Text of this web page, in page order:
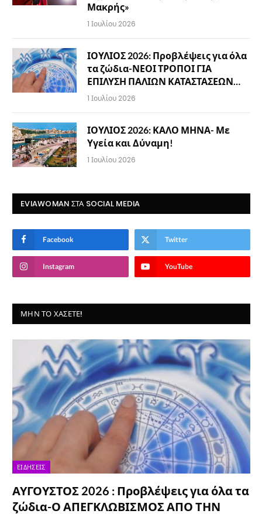
Μακρής»
1 Ιουλίου 2026
ΙΟΥΛΙΟΣ 2026: Προβλέψεις για όλα
τα ζώδια-ΝΕΟΙ ΤΡΟΠΟΙ ΓΙΑ
ΕΠΙΛΥΣΗ ΠΑΛΙΩΝ ΚΑΤΑΣΤΑΣΕΩΝ…
1 Ιουλίου 2026
ΙΟΥΛΙΟΣ 2026: ΚΑΛΟ ΜΗΝΑ- Με
Υγεία και Δύναμη!
1 Ιουλίου 2026
EVIAWOMAN ΣΤΑ SOCIAL MEDIA
Facebook Twitter
Instagram YouTube
ΜΗΝ ΤΟ ΧΆΣΕΤΕ!
ΕΙΔΉΣΕΙΣ
ΑΥΓΟΥΣΤΟΣ 2026 : Προβλέψεις για όλα τα
ζώδια-Ο ΑΠΕΓΚΛΩΒΙΣΜΟΣ ΑΠΟ ΤΗΝ